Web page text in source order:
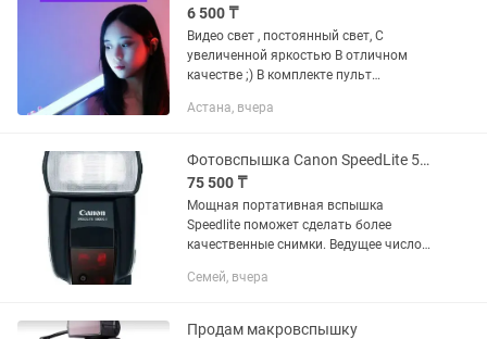
6 500 ₸
Видео свет , постоянный свет, С
увеличенной яркостью В отличном
качестве ;) В комплекте пульт
интернет- магазин ;)
Астана, вчера
Фотовспышка Canon SpeedLite 580EX II
75 500 ₸
Мощная портативная вспышка
Speedlite поможет сделать более
качественные снимки. Ведущее число
экспозамер E-TTL II обеспечивают
оптимальную...
Семей, вчера
Продам макровспышку